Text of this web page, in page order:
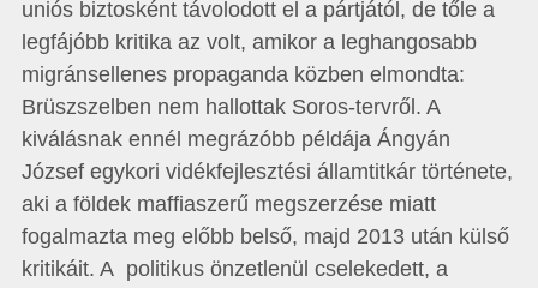
uniós biztosként távolodott el a pártjától, de tőle a
legfájóbb kritika az volt, amikor a leghangosabb
migránsellenes propaganda közben elmondta:
Brüszszelben nem hallottak Soros-tervről. A
kiválásnak ennél megrázóbb példája Ángyán
József egykori vidékfejlesztési államtitkár története,
aki a földek maffiaszerű megszerzése miatt
fogalmazta meg előbb belső, majd 2013 után külső
kritikáit. A politikus önzetlenül cselekedett, a